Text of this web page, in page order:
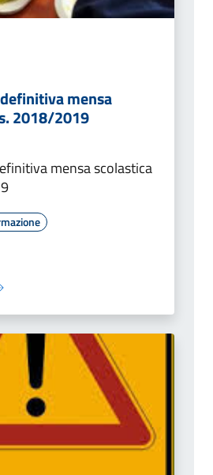
mensa
2018/2019
mensa scolastica